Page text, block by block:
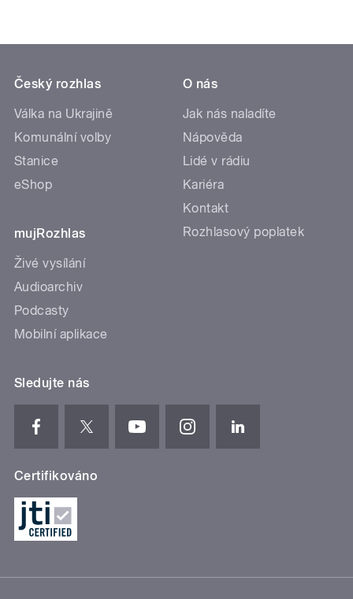
Český rozhlas
Válka na Ukrajině
Komunální volby
Stanice
eShop
mujRozhlas
Živé vysílání
Audioarchiv
Podcasty
Mobilní aplikace
O nás
Jak nás naladíte
Nápověda
Lidé v rádiu
Kariéra
Kontakt
Rozhlasový poplatek
Sledujte nás
Certifikováno